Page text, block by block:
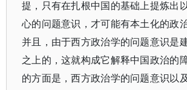
提，只有在扎根中国的基础上提炼出
心的问题意识，才可能有本土化的政
并且，由于西方政治学的问题意识是
之上的，这就构成它解释中国政治的
的方面是，西方政治学的问题意识以